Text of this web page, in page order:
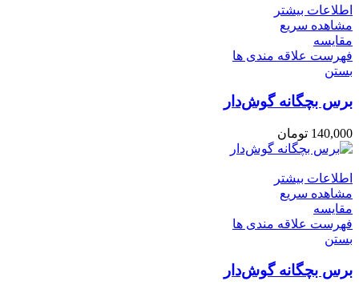
اطلاعات بیشتر
مشاهده سریع
مقایسه
فهرست علاقه مندی ها
بستن
برس بچگانه گوش‌دار
140,000 تومان
اطلاعات بیشتر
مشاهده سریع
مقایسه
فهرست علاقه مندی ها
بستن
برس بچگانه گوش‌دار